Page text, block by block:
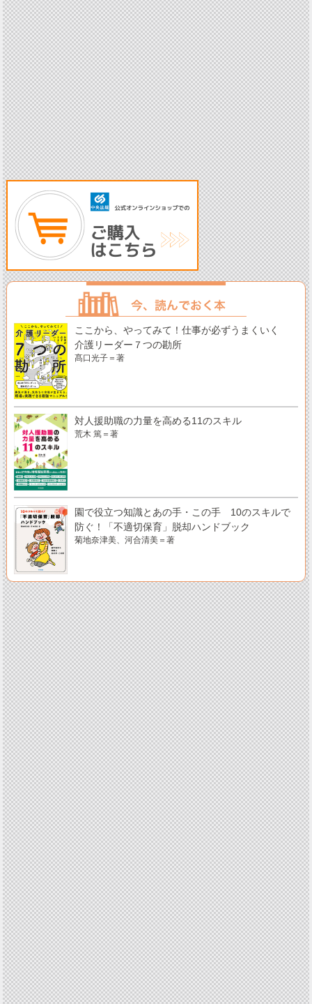
ここから、やってみて！仕事が必ずうまくいく
介護リーダー７つの勘所
髙口光子＝著
対人援助職の力量を高める11のスキル
荒木 篤＝著
園で役立つ知識とあの手・この手 10のスキルで
防ぐ！「不適切保育」脱却ハンドブック
菊地奈津美、河合清美＝著